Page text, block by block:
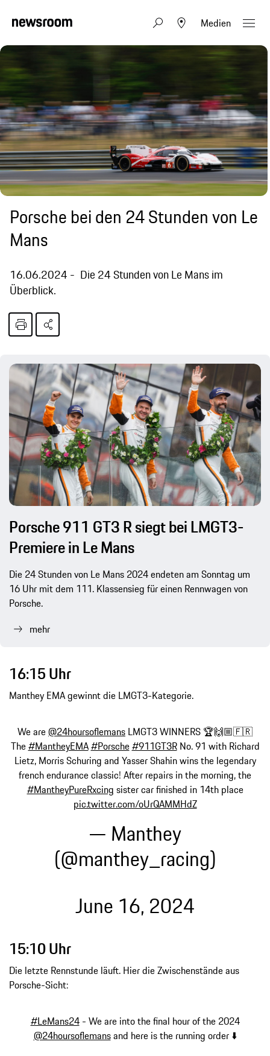
Medien
Porsche bei den 24 Stunden von Le
Mans
16.06.2024
Die 24 Stunden von Le Mans im
Überblick.
Porsche 911 GT3 R siegt bei LMGT3-
Premiere in Le Mans
Die 24 Stunden von Le Mans 2024 endeten am Sonntag um
16 Uhr mit dem 111. Klassensieg für einen Rennwagen von
Porsche.
mehr
16:15 Uhr
Manthey EMA gewinnt die LMGT3-Kategorie.
We are@24hoursoflemans LMGT3 WINNERS 🏆🙌🏼🇫🇷
The#MantheyEMA#Porsche#911GT3RNo. 91 with Richard
Lietz, Morris Schuring and Yasser Shahin wins the legendary
french endurance classic! After repairs in the morning, the
#MantheyPureRxcing sister car finished in 14th place
pic.twitter.com/oUrQAMMHdZ
— Manthey
(@manthey_racing)
June 16, 2024
15:10 Uhr
Die letzte Rennstunde läuft. Hier die Zwischenstände aus
Porsche-Sicht:
#LeMans24- We are into the final hour of the 2024
@24hoursoflemansand here is the running order ⬇️